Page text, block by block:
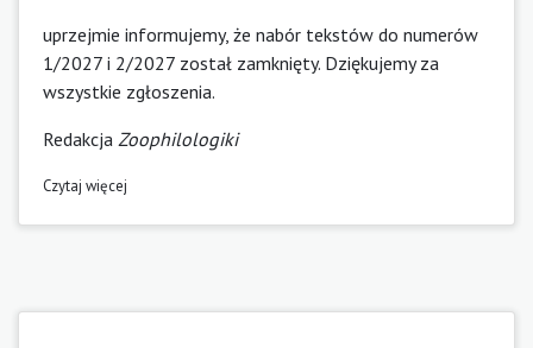
uprzejmie informujemy, że nabór tekstów do numerów
1/2027 i 2/2027 został zamknięty. Dziękujemy za
wszystkie zgłoszenia.
Redakcja Zoophilologiki
Czytaj więcej